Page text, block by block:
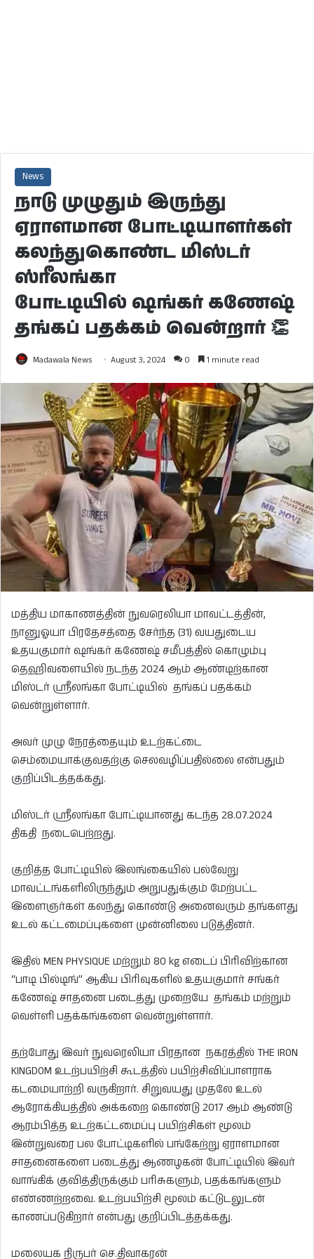
News
நாடு முழுதும் இருந்து
ஏராளமான போட்டியாளர்கள்
கலந்துகொண்ட மிஸ்டர்
ஸ்ரீலங்கா
போட்டியில் ஷங்கர் கணேஷ்
தங்கப் பதக்கம் வென்றார் 👏
Madawala News August 3, 2024 0 1 minute read
மத்திய மாகாணத்தின் நுவரெலியா மாவட்டத்தின்,
நானுஓயா பிரதேசத்தை சேர்ந்த (31) வயதுடைய
உதயகுமார் ஷங்கர் கணேஷ் சமீபத்தில் கொழும்பு
தெஹிவளையில் நடந்த 2024 ஆம் ஆண்டிற்கான
மிஸ்டர் ஸ்ரீலங்கா போட்டியில் தங்கப் பதக்கம்
வென்றுள்ளார்.
அவர் முழு நேரத்தையும் உடற்கட்டை
செம்மையாக்குவதற்கு செலவழிப்பதில்லை என்பதும்
குறிப்பிடத்தக்கது.
மிஸ்டர் ஸ்ரீலங்கா போட்டியானது கடந்த 28.07.2024
திகதி நடைபெற்றது.
குறித்த போட்டியில் இலங்கையில் பல்வேறு
மாவட்டங்களிலிருந்தும் அறுபதுக்கும் மேற்பட்ட
இளைஞர்கள் கலந்து கொண்டு அனைவரும் தங்களது
உடல் கட்டமைப்புகளை முன்னிலை படுத்தினர்.
இதில் MEN PHYSIQUE மற்றும் 80 kg எடைப் பிரிவிற்கான
“பாடி பில்டிங்” ஆகிய பிரிவுகளில் உதயகுமார் சங்கர்
கணேஷ் சாதனை படைத்து முறையே தங்கம் மற்றும்
வெள்ளி பதக்கங்களை வென்றுள்ளார்.
தற்போது இவர் நுவரெலியா பிரதான நகரத்தில் THE IRON
KINGDOM உடற்பயிற்சி கூடத்தில் பயிற்சிவிப்பாளராக
கடமையாற்றி வருகிறார். சிறுவயது முதலே உடல்
ஆரோக்கியத்தில் அக்கறை கொண்டு 2017 ஆம் ஆண்டு
ஆரம்பித்த உடற்கட்டமைப்பு பயிற்சிகள் மூலம்
இன்றுவரை பல போட்டிகளில் பங்கேற்று ஏராளமான
சாதனைகளை படைத்து ஆணழகன் போட்டியில் இவர்
வாங்கிக் குவித்திருக்கும் பரிசுகளும், பதக்கங்களும்
எண்ணற்றவை. உடற்பயிற்சி மூலம் கட்டுடலுடன்
காணப்படுகிறார் என்பது குறிப்பிடத்தக்கது.
மலையக நிருபர் செ.திவாகரன்